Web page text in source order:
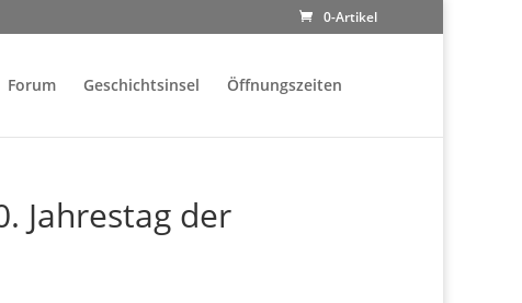
0-Artikel
Forum Geschichtsinsel Öffnungszeiten
Jahrestag der